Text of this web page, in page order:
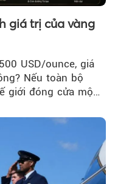
giá trị của vàng
USD/ounce, giá
Nếu toàn bộ
giới đóng cửa một